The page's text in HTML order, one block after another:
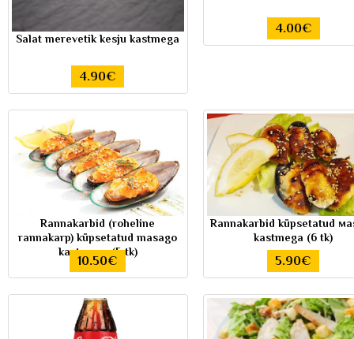
Salat merevetik kesju kastmega
4.90€
4.00€
Rannakarbid (roheline
rannakarp) küpsetatud masago
kastmega (5 tk)
10.50€
Rannakarbid küpsetatud
kastmega (6 tk)
5.90€